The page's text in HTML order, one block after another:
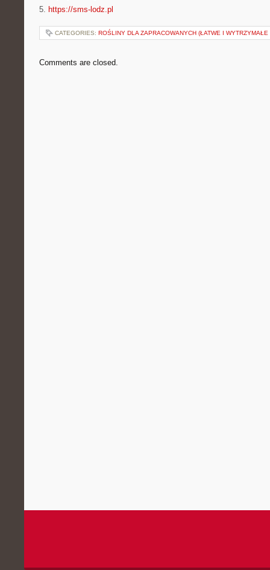
5. https://sms-lodz.pl
CATEGORIES: ROŚLINY DLA ZAPRACOWANYCH (ŁATWE I WYTRZYMAŁE
Comments are closed.